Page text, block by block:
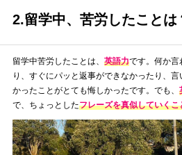
2.留学中、苦労したことは
留学中苦労したことは、 英語力です。何か言
り、すぐにパッと返事ができなかったり、
かったことがとても悔しかったです。でも、
で、ちょっとしたフレーズを真似していくこ